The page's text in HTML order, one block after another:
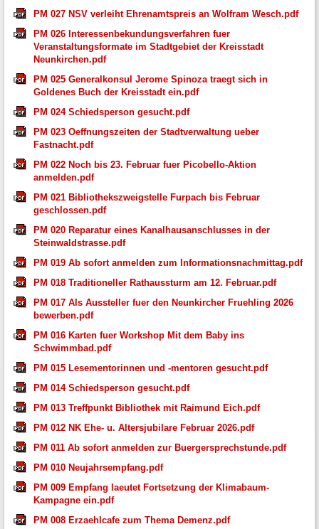
PM 027 NSV verleiht Ehrenamtspreis an Wolfram Wesch.pdf
PM 026 Interessenbekundungsverfahren fuer
Veranstaltungsformate im Stadtgebiet der Kreisstadt
Neunkirchen.pdf
PM 025 Generalkonsul Jerome Spinoza traegt sich in
Goldenes Buch der Kreisstadt ein.pdf
PM 024 Schiedsperson gesucht.pdf
PM 023 Oeffnungszeiten der Stadtverwaltung ueber
Fastnacht.pdf
PM 022 Noch bis 23. Februar fuer Picobello-Aktion
anmelden.pdf
PM 021 Bibliothekszweigstelle Furpach bis Februar
geschlossen.pdf
PM 020 Reparatur eines Kanalhausanschlusses in der
Steinwaldstrasse.pdf
PM 019 Ab sofort anmelden zum Informationsnachmittag.pdf
PM 018 Traditioneller Rathaussturm am 12. Februar.pdf
PM 017 Als Aussteller fuer den Neunkircher Fruehling 2026
bewerben.pdf
PM 016 Karten fuer Workshop Mit dem Baby ins
Schwimmbad.pdf
PM 015 Lesementorinnen und -mentoren gesucht.pdf
PM 014 Schiedsperson gesucht.pdf
PM 013 Treffpunkt Bibliothek mit Raimund Eich.pdf
PM 012 NK Ehe- u. Altersjubilare Februar 2026.pdf
PM 011 Ab sofort anmelden zur Buergersprechstunde.pdf
PM 010 Neujahrsempfang.pdf
PM 009 Empfang laeutet Fortsetzung der Klimabaum-
Kampagne ein.pdf
PM 008 Erzaehlcafe zum Thema Demenz.pdf